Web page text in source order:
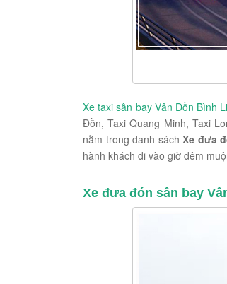
Xe taxi sân bay Vân Đồn Bình
Đồn, Taxi Quang Minh, Taxi
nằm trong danh sáchXe đưa
hành khách đi vào giờ đêm
Xe đưa đón sân bay